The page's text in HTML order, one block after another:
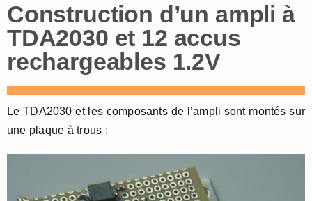
Construction d’un ampli à
TDA2030 et 12 accus
rechargeables 1.2V
Le TDA2030 et les composants de l’ampli sont montés sur
une plaque à trous :